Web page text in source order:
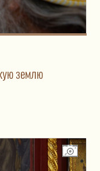
землю